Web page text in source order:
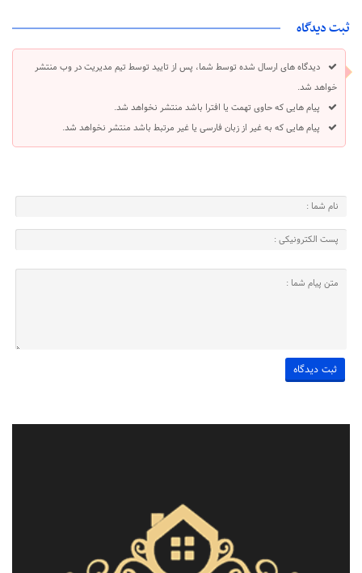
ثبت دیدگاه
دیدگاه های ارسال شده توسط شما، پس از تایید توسط تیم مدیریت در وب منتشر
خواهد شد.
پیام هایی که حاوی تهمت یا افترا باشد منتشر نخواهد شد.
پیام هایی که به غیر از زبان فارسی یا غیر مرتبط باشد منتشر نخواهد شد.